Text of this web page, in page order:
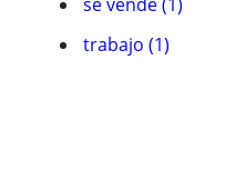
trabajo (1)